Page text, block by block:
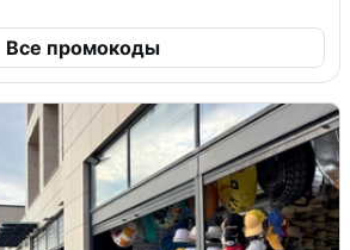
Все промокоды